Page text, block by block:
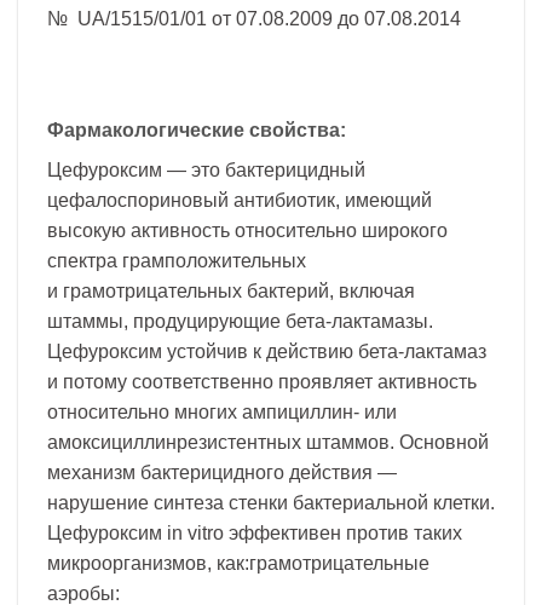
№ UA/1515/01/01 от 07.08.2009 до 07.08.2014
Фармакологические свойства:
Цефуроксим — это бактерицидный
цефалоспориновый антибиотик, имеющий
высокую активность относительно широкого
спектра грамположительных
и грамотрицательных бактерий, включая
штаммы, продуцирующие бета-лактамазы.
Цефуроксим устойчив к действию бета-лактамаз
и потому соответственно проявляет активность
относительно многих ампициллин- или
амоксициллинрезистентных штаммов. Основной
механизм бактерицидного действия —
нарушение синтеза стенки бактериальной клетки.
Цефуроксим in vitro эффективен против таких
микроорганизмов, как:грамотрицательные
аэробы: